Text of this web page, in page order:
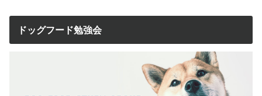
ドッグフード勉強会